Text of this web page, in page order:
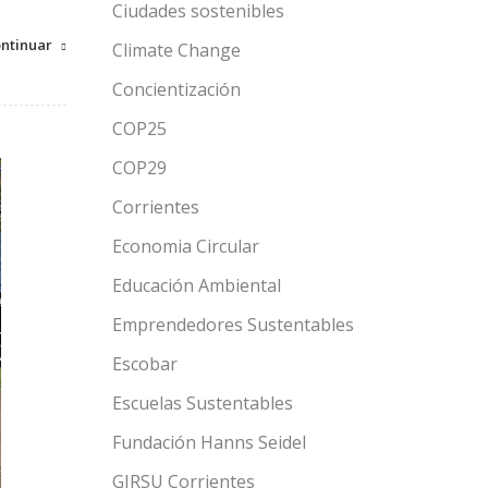
Ciudades sostenibles
Climate Change
Concientización
COP25
COP29
Corrientes
Economia Circular
Educación Ambiental
Emprendedores Sustentables
Escobar
Escuelas Sustentables
Fundación Hanns Seidel
GIRSU Corrientes